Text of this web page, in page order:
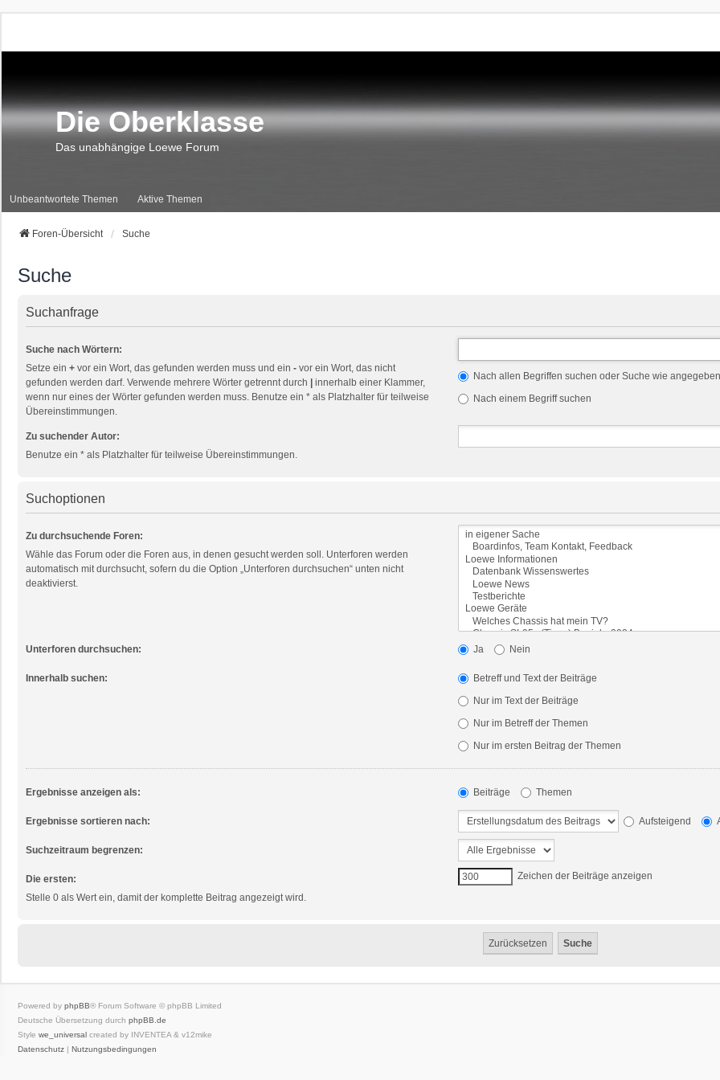
Die Oberklasse
Das unabhängige Loewe Forum
Unbeantwortete Themen Aktive Themen
Foren-Übersicht Suche
Suche
Suchanfrage
Suche nach Wörtern:
Setze ein + vor ein Wort, das gefunden werden muss und ein - vor ein Wort, das nicht
gefunden werden darf. Verwende mehrere Wörter getrennt durch
innerhalb einer Klammer,
wenn nur eines der Wörter gefunden werden muss. Benutze ein * als Platzhalter für teilweise
Übereinstimmungen.
Nach allen Begriffen suchen oder Suche wie
Nach einem Begriff suchen
Zu suchender Autor:
Benutze ein * als Platzhalter für teilweise Übereinstimmungen.
Suchoptionen
Zu durchsuchende Foren:
Wähle das Forum oder die Foren aus, in denen gesucht werden soll. Unterforen werden
automatisch mit durchsucht, sofern du die Option „Unterforen durchsuchen“ unten nicht
deaktivierst.
Unterforen durchsuchen: Ja Nein
Innerhalb suchen:
Betreff und Text der Beiträge
Nur im Text der Beiträge
Nur im Betreff der Themen
Nur im ersten Beitrag der Themen
Ergebnisse anzeigen als: Beiträge Themen
Ergebnisse sortieren nach: Aufsteigend
Suchzeitraum begrenzen:
Die ersten:
Stelle 0 als Wert ein, damit der komplette Beitrag angezeigt wird.
Zeichen der Beiträge anzeigen
Powered by phpBB® Forum Software © phpBB Limited
Deutsche Übersetzung durch phpBB.de
Style we_universal created by INVENTEA & v12mike
Datenschutz | Nutzungsbedingungen